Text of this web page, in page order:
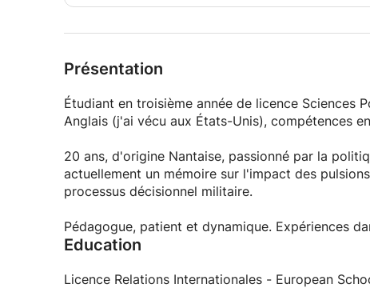
Présentation
Étudiant en troisième année de licence Sciences
Anglais (j'ai vécu aux États-Unis), compétences
20 ans, d'origine Nantaise, passionné par la
actuellement un mémoire sur l'impact des
processus décisionnel militaire.
Pédagogue, patient et dynamique. Expériences
Education
Licence Relations Internationales - European